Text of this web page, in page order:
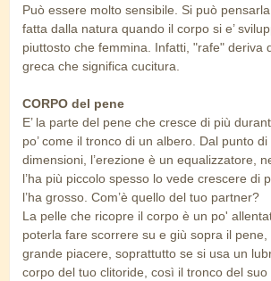
Può essere molto sensibile. Si può
fatta dalla natura quando il corpo si e’
piuttosto che femmina. Infatti, "rafe" deriva
greca che significa cucitura.
CORPO del pene
E’ la parte del pene che cresce di più
po’ come il tronco di un albero. Dal punto di
dimensioni, l’erezione è un equalizzatore,
l’ha più piccolo spesso lo vede crescere di
l’ha grosso. Com’è quello del tuo partner?
La pelle che ricopre il corpo è un po'
poterla fare scorrere su e giù sopra il pene,
grande piacere, soprattutto se si usa un
corpo del tuo clitoride, così il tronco del